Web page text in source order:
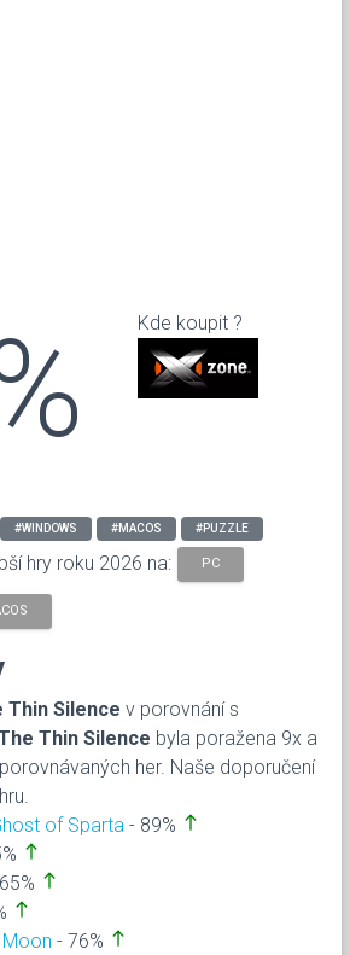
Kde koupit ?
#WINDOWS #MACOS #PUZZLE
hry roku 2026 na: PC
Thin Silence v porovnání s
Thin Silence byla poražena 9x a
her. Naše doporučení
of Sparta - 89% north
north
north
north
Moon - 76% north